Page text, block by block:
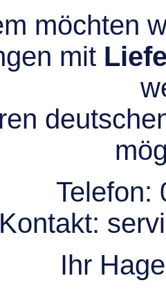
möchten
mit
Telefon:
Kontakt:
Ihr